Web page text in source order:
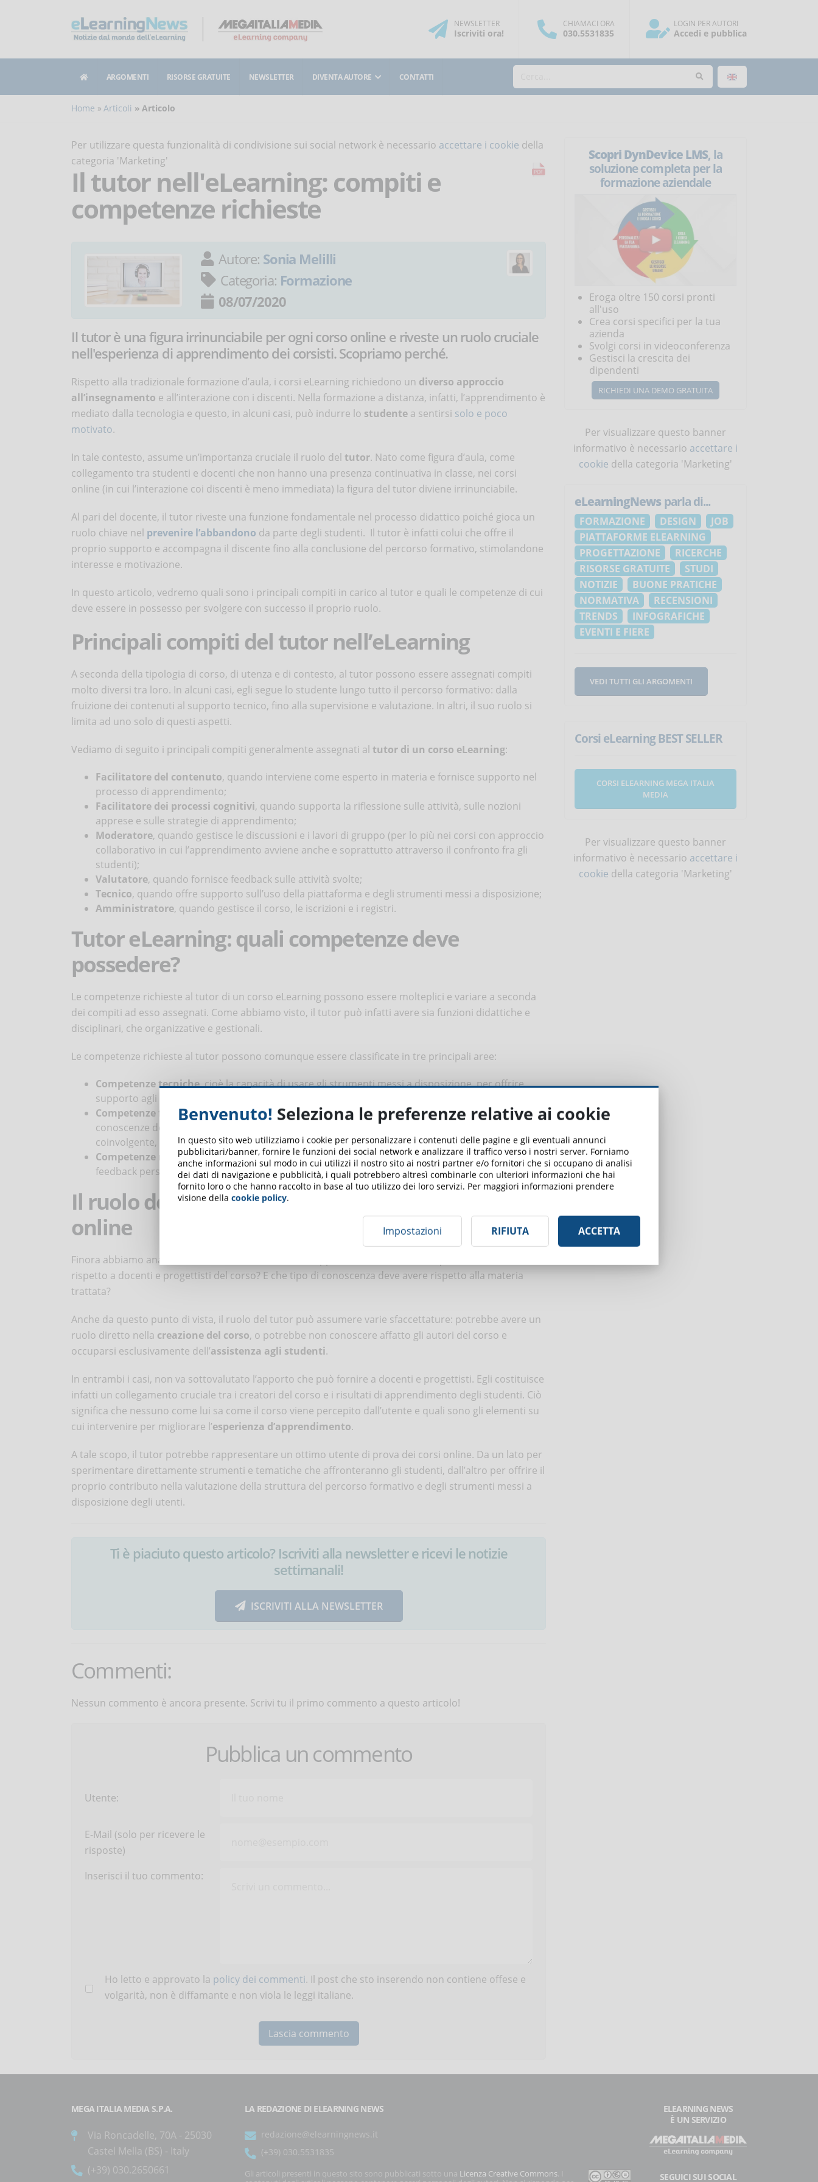
NEWSLETTER
Iscriviti ora!
CHIAMACI ORA
030.5531835
LOGIN PER AUTORI
Accedi e pubblica
ARGOMENTI RISORSE GRATUITE NEWSLETTER DIVENTA AUTORE CONTATTI
Home Articoli Articolo
Per utilizzare questa funzionalità di condivisione sui social network è necessario accettare i cookie della
categoria 'Marketing'
Il tutor nell'eLearning: compiti e
competenze richieste
Autore: Sonia Melilli
Categoria: Formazione
08/07/2020
Il tutor è una figura irrinunciabile per ogni corso online e riveste un ruolo cruciale
nell'esperienza di apprendimento dei corsisti. Scopriamo perché.
Rispetto alla tradizionale formazione d’aula, i corsi eLearning richiedono un diverso approccio
all’insegnamento e all’interazione con i discenti. Nella formazione a distanza, infatti, l’apprendimento è
mediato dalla tecnologia e questo, in alcuni casi, può indurre lo studente a sentirsi solo e poco
motivato.
In tale contesto, assume un’importanza cruciale il ruolo del tutor. Nato come figura d’aula, come
collegamento tra studenti e docenti che non hanno una presenza continuativa in classe, nei corsi
online (in cui l’interazione coi discenti è meno immediata) la figura del tutor diviene irrinunciabile.
Al pari del docente, il tutor riveste una funzione fondamentale nel processo didattico poiché gioca un
ruolo chiave nel prevenire l’abbandono da parte degli studenti. Il tutor è infatti colui che offre il
proprio supporto e accompagna il discente fino alla conclusione del percorso formativo, stimolandone
interesse e motivazione.
In questo articolo, vedremo quali sono i principali compiti in carico al tutor e quali le competenze di cui
deve essere in possesso per svolgere con successo il proprio ruolo.
Principali compiti del tutor nell’eLearning
A seconda della tipologia di corso, di utenza e di contesto, al tutor possono essere assegnati compiti
molto diversi tra loro. In alcuni casi, egli segue lo studente lungo tutto il percorso formativo: dalla
fruizione dei contenuti al supporto tecnico, fino alla supervisione e valutazione. In altri, il suo ruolo si
limita ad uno solo di questi aspetti.
Vediamo di seguito i principali compiti generalmente assegnati al tutor di un corso eLearning:
Facilitatore del contenuto, quando interviene come esperto in materia e fornisce supporto nel
processo di apprendimento;
Facilitatore dei processi cognitivi, quando supporta la riflessione sulle attività, sulle nozioni
apprese e sulle strategie di apprendimento;
Moderatore, quando gestisce le discussioni e i lavori di gruppo (per lo più nei corsi con approccio
collaborativo in cui l’apprendimento avviene anche e soprattutto attraverso il confronto fra gli
studenti);
Valutatore, quando fornisce feedback sulle attività svolte;
Tecnico, quando offre supporto sull’uso della piattaforma e degli strumenti messi a disposizione;
Amministratore, quando gestisce il corso, le iscrizioni e i registri.
Tutor eLearning: quali competenze deve
possedere?
Le competenze richieste al tutor di un corso eLearning possono essere molteplici e variare a seconda
dei compiti ad esso assegnati. Come abbiamo visto, il tutor può infatti avere sia funzioni didattiche e
disciplinari, che organizzative e gestionali.
Le competenze richieste al tutor possono comunque essere classificate in tre principali aree:
Competenze tecniche, cioè la capacità di usare gli strumenti messi a disposizione, per offrire
supporto agli studenti sull’uso della piattaforma;
Competenze facilitative, cioè di tipo metodologico e psicologico, finalizzate a far emergere le
conoscenze degli studenti e ad aiutarli a raggiungere gli obiettivi didattici in maniera più
coinvolgente, valorizzando al massimo il loro contributo;
Competenze manageriali, cioè la capacità di monitorare il percorso degli studenti fornendo
feedback personalizzati e definendo tempi e modalità, nonché gestendo le dinamiche di gruppo.
Il ruolo del tutor nella progettazione di un corso
online
Finora abbiamo analizzato la centralità del tutor nel rapporto con i discenti. Ma qual è il suo ruolo
rispetto a docenti e progettisti del corso? E che tipo di conoscenza deve avere rispetto alla materia
trattata?
Anche da questo punto di vista, il ruolo del tutor può assumere varie sfaccettature: potrebbe avere un
ruolo diretto nella creazione del corso, o potrebbe non conoscere affatto gli autori del corso e
occuparsi esclusivamente dell’assistenza agli studenti.
In entrambi i casi, non va sottovalutato l’apporto che può fornire a docenti e progettisti. Egli costituisce
infatti un collegamento cruciale tra i creatori del corso e i risultati di apprendimento degli studenti. Ciò
significa che nessuno come lui sa come il corso viene percepito dall’utente e quali sono gli elementi su
cui intervenire per migliorare l’esperienza d’apprendimento.
A tale scopo, il tutor potrebbe rappresentare un ottimo utente di prova dei corsi online. Da un lato per
sperimentare direttamente strumenti e tematiche che affronteranno gli studenti, dall’altro per offrire il
proprio contributo nella valutazione della struttura del percorso formativo e degli strumenti messi a
disposizione degli utenti.
Ti è piaciuto questo articolo? Iscriviti alla newsletter e ricevi le notizie
settimanali!
ISCRIVITI ALLA NEWSLETTER
Commenti:
Nessun commento è ancora presente. Scrivi tu il primo commento a questo articolo!
Pubblica un commento
Utente:
E-Mail (solo per ricevere le
risposte)
Inserisci il tuo commento:
Ho letto e approvato la policy dei commenti. Il post che sto inserendo non contiene offese e
volgarità, non è diffamante e non viola le leggi italiane.
Scopri DynDevice LMS, la
soluzione completa per la
formazione aziendale
Eroga oltre 150 corsi pronti
all'uso
Crea corsi specifici per la tua
azienda
Svolgi corsi in videoconferenza
Gestisci la crescita dei
dipendenti
RICHIEDI UNA DEMO GRATUITA
Per visualizzare questo banner
informativo è necessario accettare i
cookie della categoria 'Marketing'
eLearningNews parla di...
FORMAZIONE DESIGN
JOB
PIATTAFORME ELEARNING
PROGETTAZIONE
RICERCHE
RISORSE GRATUITE
STUDI
NOTIZIE
BUONE PRATICHE
NORMATIVA
RECENSIONI
TRENDS
INFOGRAFICHE
EVENTI E FIERE
VEDI TUTTI GLI ARGOMENTI
Corsi eLearning BEST SELLER
CORSI ELEARNING MEGA ITALIA
MEDIA
Per visualizzare questo banner
informativo è necessario accettare i
cookie della categoria 'Marketing'
MEGA ITALIA MEDIA S.P.A.
Via Roncadelle, 70A - 25030
Castel Mella (BS) - Italy
(+39) 030.2650661
LA REDAZIONE DI ELEARNING NEWS
redazione@elearningnews.it
(+39) 030.5531835
Gli articoli presenti in questo sito sono pubblicati sotto una Licenza Creative Commons
ELEARNING NEWS
È UN SERVIZIO
SEGUICI SUI SOCIAL
Benvenuto! Seleziona le preferenze relative ai cookie
In questo sito web utilizziamo i cookie per personalizzare i contenuti delle pagine e gli eventuali annunci
pubblicitari/banner, fornire le funzioni dei social network e analizzare il traffico verso i nostri server. Forniamo
anche informazioni sul modo in cui utilizzi il nostro sito ai nostri partner e/o fornitori che si occupano di analisi
dei dati di navigazione e pubblicità, i quali potrebbero altresì combinarle con ulteriori informazioni che hai
fornito loro o che hanno raccolto in base al tuo utilizzo dei loro servizi. Per maggiori informazioni prendere
visione della cookie policy.
Impostazioni RIFIUTA ACCETTA